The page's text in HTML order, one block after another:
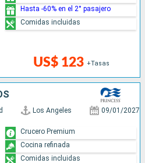
US$ 123 +Tasas
Hasta -60% en el 2° pasajero
Comidas incluidas
Los Angeles 09/01/2027
Crucero Premium
Cocina refinada
Comidas incluidas